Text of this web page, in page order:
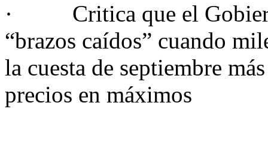
· Critica que el
“brazos caídos” cuando
la cuesta de septiembre
precios en máximos